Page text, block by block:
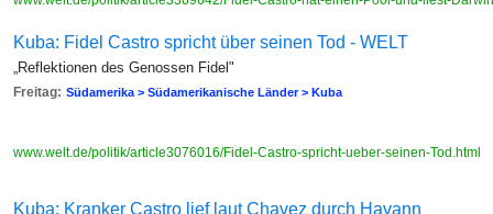
Kuba: Fidel Castro spricht über seinen Tod - WELT
„Reflektionen des Genossen Fidel"
Freitag: Südamerika > Südamerikanische Länder > Kuba
www.welt.de/politik/article3076016/Fidel-Castro-spricht-ueber-seinen-Tod.html
Kuba: Kranker Castro lief laut Chavez durch Havann